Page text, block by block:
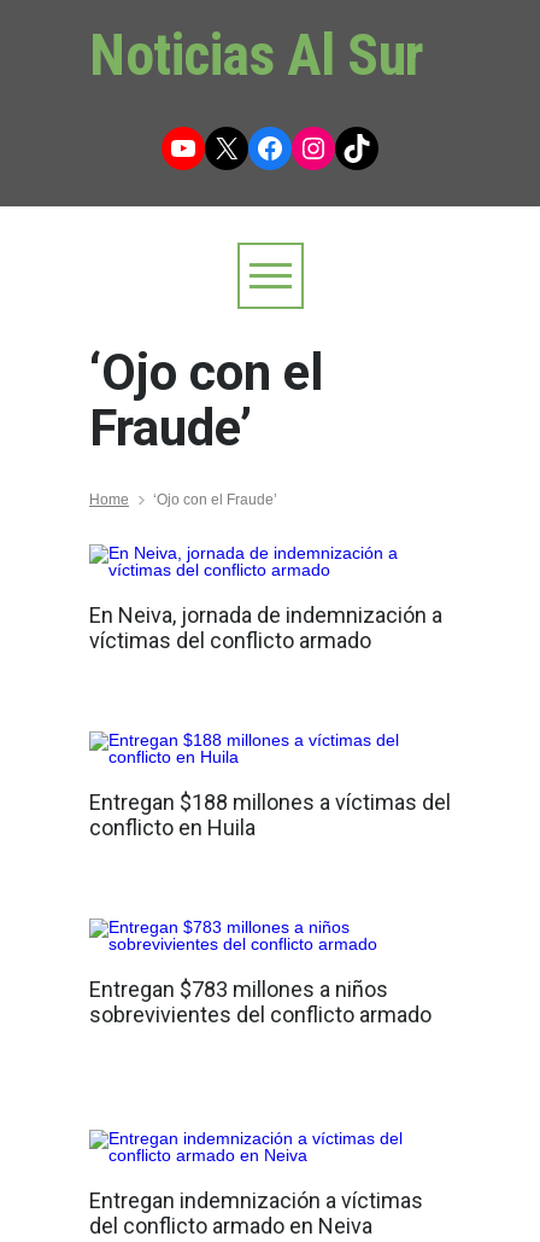
Noticias Al Sur
YouTube
X Facebook
Instagram
TikTok
‘Ojo con el
Fraude’
Home ‘Ojo con el Fraude’
En Neiva, jornada de indemnización a
víctimas del conflicto armado
Entregan $188 millones a víctimas del
conflicto en Huila
Entregan $783 millones a niños
sobrevivientes del conflicto armado
Entregan indemnización a víctimas
del conflicto armado en Neiva